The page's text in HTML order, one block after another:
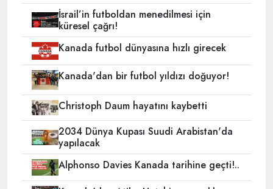
İsrail’in futboldan menedilmesi için
küresel çağrı!
Kanada futbol dünyasına hızlı girecek
Kanada'dan bir futbol yıldızı doğuyor!
Christoph Daum hayatını kaybetti
2034 Dünya Kupası Suudi Arabistan'da
yapılacak
Alphonso Davies Kanada tarihine geçti!..